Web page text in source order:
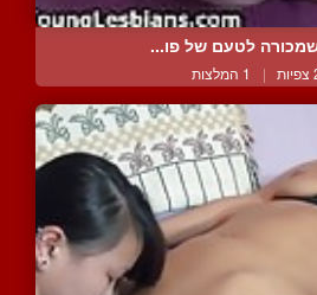
לטעם של פו...
| 1 המלצות